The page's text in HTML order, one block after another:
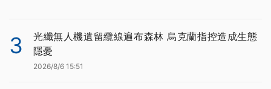
3
光纖無人機遺留纜線遍布森林 烏克蘭指控造成生態
隱憂
2026/8/6 15:51